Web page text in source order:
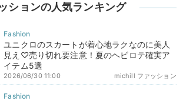
ションの人気ランキング
ユニクロのスカートが着心地ラクなのに美人
見え♡売り切れ要注意！夏のヘビロテ確実ア
イテム5選
michill ファッション
2026/06/30 11:00